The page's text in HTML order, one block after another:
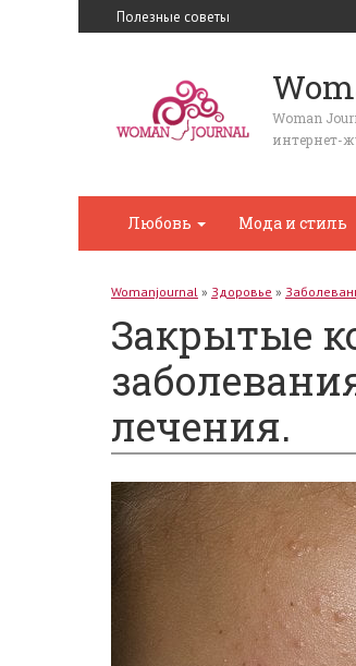
Полезные советы
Woman
интернет-
Любовь Мода и стиль
Womanjournal » Здоровье »
Закрытые
лечения.